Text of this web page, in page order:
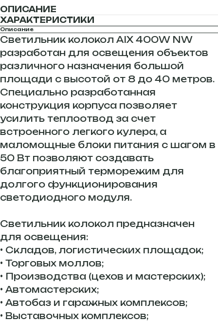
ОПИСАНИЕ
ХАРАКТЕРИСТИКИ
Описание
Светильник колокол AIX 400W NW
разработан для освещения объектов
различного назначения большой
площади с высотой от 8 до 40 метров.
Специально разработанная
конструкция корпуса позволяет
усилить теплоотвод за счет
встроенного легкого кулера, а
маломощные блоки питания с шагом в
50 Вт позволяют создавать
благоприятный терморежим для
долгого функционирования
светодиодного модуля.
Светильник колокол предназначен
для освещения:
• Складов, логистических площадок;
• Торговых моллов;
• Производства (цехов и мастерских);
• Автомастерских;
• Автобаз и гаражных комплексов;
• Выставочных комплексов;